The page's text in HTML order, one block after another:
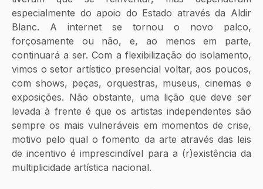
especialmente do apoio do Estado através da Aldir
Blanc. A internet se tornou o novo palco,
forçosamente ou não, e, ao menos em parte,
continuará a ser. Com a flexibilização do isolamento,
vimos o setor artístico presencial voltar, aos poucos,
com shows, peças, orquestras, museus, cinemas e
exposições. Não obstante, uma lição que deve ser
levada à frente é que os artistas independentes são
sempre os mais vulneráveis em momentos de crise,
motivo pelo qual o fomento da arte através das leis
de incentivo é imprescindível para a (r)existência da
multiplicidade artística nacional.